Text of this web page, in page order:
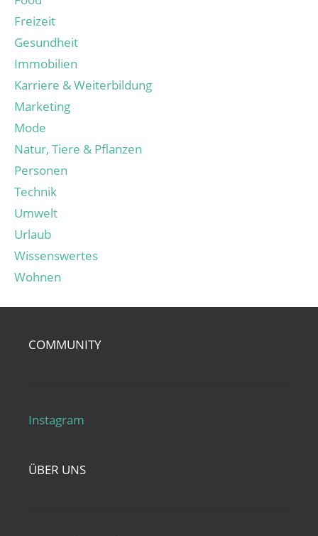
Freizeit
Gesundheit
Immobilien
Karriere & Weiterbildung
Marketing
Mode
Natur, Tiere & Pflanzen
Personen
Technik
Umwelt
Urlaub
Wissenswertes
Wohnen
COMMUNITY
Instagram
ÜBER UNS